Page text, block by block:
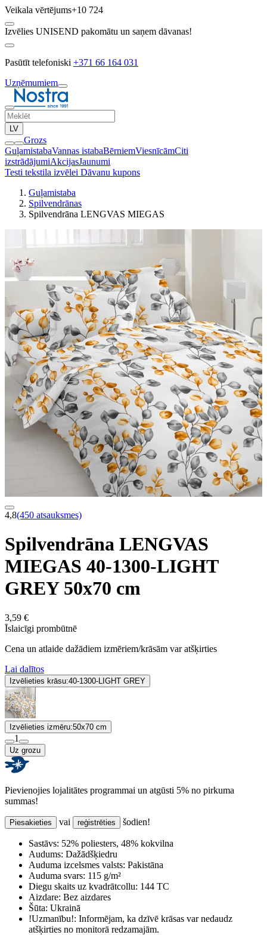
Veikala vērtējums+10 724
Izvēlies UNISEND pakomātu un saņem dāvanas!
Pasūtīt telefoniski +371 66 164 031
Uzņēmumiem
LV
Grozs
GuļamistabaVannas istabaBērniemViesnīcāmCiti
izstrādājumiAkcijasJaunumi
Testi tekstila izvēlei Dāvanu kupons
Guļamistaba
Spilvendrānas
Spilvendrāna LENGVAS MIEGAS
4,8(450 atsauksmes)
Spilvendrāna LENGVAS
MIEGAS 40-1300-LIGHT
GREY 50x70 cm
3,59 €
Īslaicīgi prombūtnē
Cena un atlaide dažādiem izmēriem/krāsām var atšķirties
Lai dalītos
Izvēlieties krāsu:40-1300-LIGHT GREY
Izvēlieties izmēru:50x70 cm
1
Uz grozu
Pievienojies lojalitātes programmai un atgūsti 5% no pirkuma
summas!
Piesakieties vai reģistrēties šodien!
Sastāvs: 52% poliesters, 48% kokvilna
Audums: Dažādšķiedru
Auduma izcelsmes valsts: Pakistāna
Auduma svars: 115 g/m²
Diegu skaits uz kvadrātcollu: 144 TC
Aizdare: Bez aizdares
Šūta: Ukrainā
!Uzmanību!: Informējam, ka dzīvē krāsas var nedaudz
atšķirties no monitorā redzamajām.